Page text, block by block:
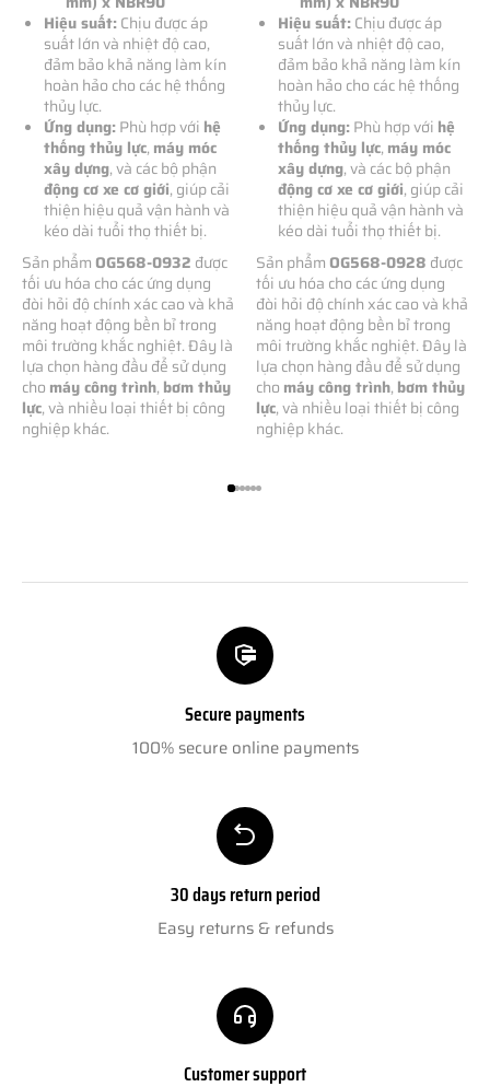
Hiệu suất:Chịu được áp
suất lớn và nhiệt độ cao,
đảm bảo khả năng làm kín
hoàn hảo cho các hệ thống
thủy lực.
Ứng dụng:Phù hợp với hệ
thống thủy lực, máy móc
xây dựng, và các bộ phận
động cơ xe cơ giới, giúp cải
thiện hiệu quả vận hành và
kéo dài tuổi thọ thiết bị.
Sản phẩm OG568-0932 được
tối ưu hóa cho các ứng dụng
đòi hỏi độ chính xác cao và khả
năng hoạt động bền bỉ trong
môi trường khắc nghiệt. Đây là
lựa chọn hàng đầu để sử dụng
cho máy công trình, bơm thủy
lực, và nhiều loại thiết bị công
nghiệp khác.
Hiệu suất:Chịu được áp
suất lớn và nhiệt độ cao,
đảm bảo khả năng làm kín
hoàn hảo cho các hệ thống
thủy lực.
Ứng dụng:Phù hợp với hệ
thống thủy lực, máy móc
xây dựng, và các bộ phận
động cơ xe cơ giới, giúp cải
thiện hiệu quả vận hành và
kéo dài tuổi thọ thiết bị.
Sản phẩm OG568-0928 được
tối ưu hóa cho các ứng dụng
đòi hỏi độ chính xác cao và khả
năng hoạt động bền bỉ trong
môi trường khắc nghiệt. Đây là
lựa chọn hàng đầu để sử dụng
cho máy công trình, bơm thủy
lực, và nhiều loại thiết bị công
nghiệp khác.
Secure payments
100% secure online payments
30 days return period
Easy returns & refunds
Customer support